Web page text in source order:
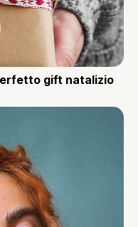
gift natalizio